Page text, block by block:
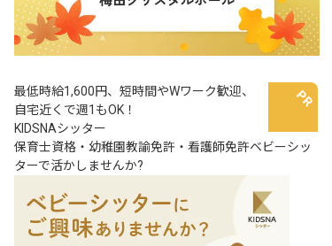
最低時給1,600円、短時間やWワーク歓迎、
自宅近くで週1もOK！
KIDSNAシッター
保育士資格・幼稚園教諭免許・看護師免許ベビーシッ
ターで活かしませんか?